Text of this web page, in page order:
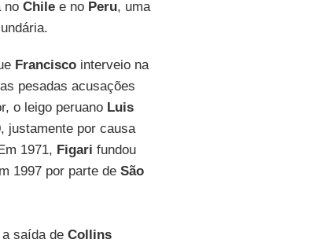
no Chilee no Peru, uma
Franciscointerveio na
pesadas acusações
o leigo peruano Luis
justamente por causa
1971, Figari fundou
1997 por parte de São
saída de Collins